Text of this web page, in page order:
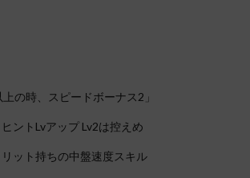
の時、スピードボーナス2」
ントLvアップ Lv2は控えめ
ット持ちの中盤速度スキル